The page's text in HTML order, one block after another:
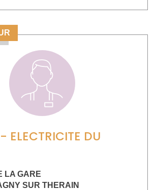
ELECTRICITE DU
LA GARE
SUR THERAIN